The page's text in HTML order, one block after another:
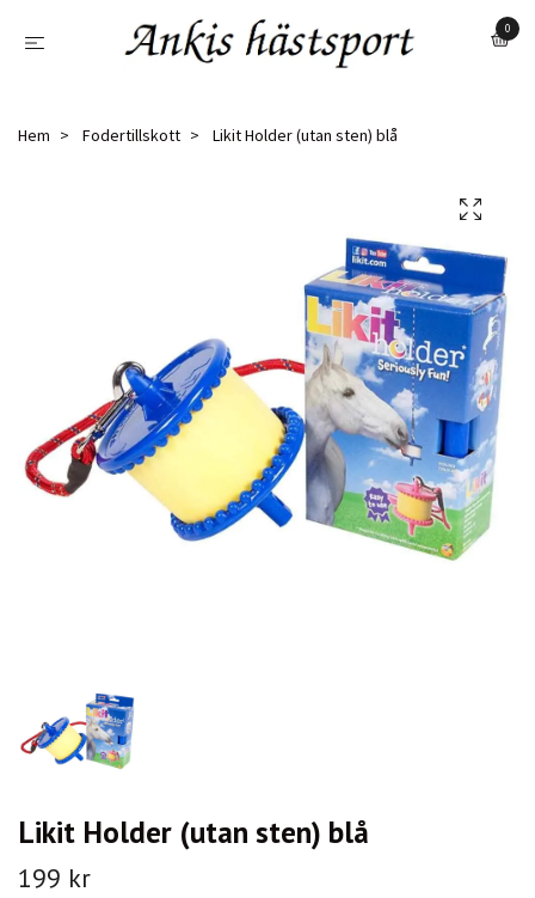
0
Hem Fodertillskott Likit Holder (utan sten) blå
Likit Holder (utan sten) blå
199 kr